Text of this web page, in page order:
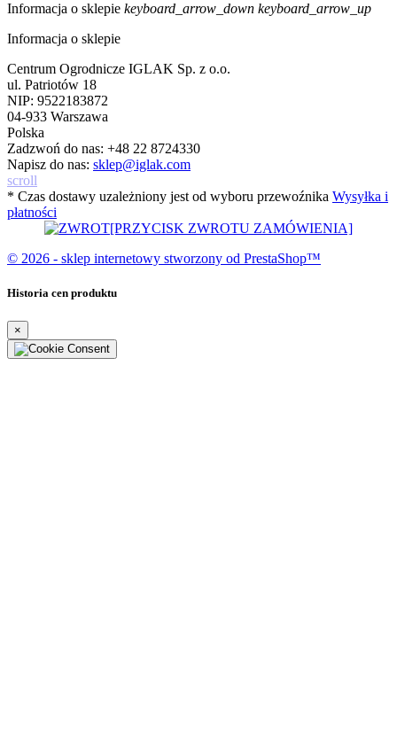
Informacja o sklepie keyboard_arrow_down keyboard_arrow_up
Informacja o sklepie
Centrum Ogrodnicze IGLAK Sp. z o.o.
ul. Patriotów 18
NIP: 9522183872
04-933 Warszawa
Polska
Zadzwoń do nas: +48 22 8724330
Napisz do nas: sklep@iglak.com
scroll
* Czas dostawy uzależniony jest od wyboru przewoźnika Wysyłka i
płatności
[PRZYCISK ZWROTU ZAMÓWIENIA]
© 2026 - sklep internetowy stworzony od PrestaShop™
Historia cen produktu
×